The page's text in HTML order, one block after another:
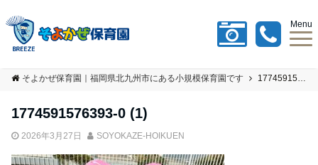
Menu
そよかぜ保育園｜福岡県北九州市にある小規模保育園です 1774591576393-0 (1)
1774591576393-0 (1)
2026年3月27日 SOYOKAZE-HOIKUEN